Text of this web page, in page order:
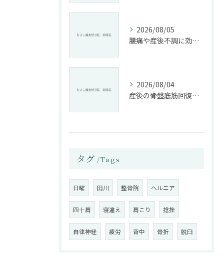
2026/08/05
腰痛や産後不調に効く整骨院の施術と姿勢改善法
2026/08/04
産後の骨盤底筋回復法と整骨院活用
タグ Tags
日曜 田川 整骨院 ヘルニア
四十肩 寝違え 肩こり 捻挫
自律神経 疲労 背中 骨折 脱臼